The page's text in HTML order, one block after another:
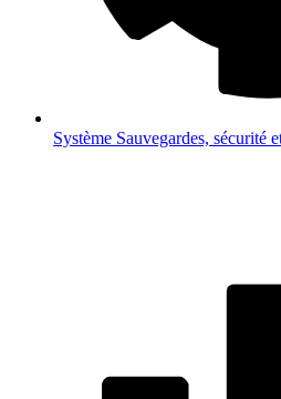
Système Sauvegardes, sécurité